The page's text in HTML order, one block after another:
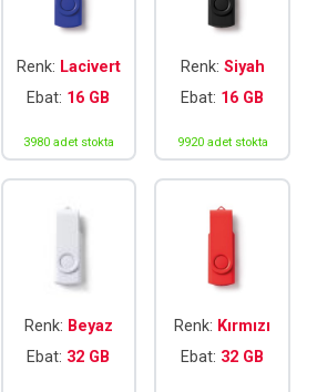
Renk: Lacivert
Ebat: 16 GB
3980 adet stokta
Renk: Siyah
Ebat: 16 GB
9920 adet stokta
Renk: Beyaz
Ebat: 32 GB
Renk: Kırmızı
Ebat: 32 GB